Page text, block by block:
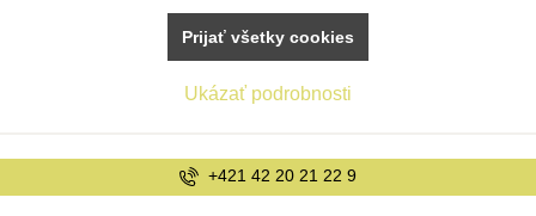
+421 42 20 21 22 9
Ukázať podrobnosti
Prijať všetky cookies